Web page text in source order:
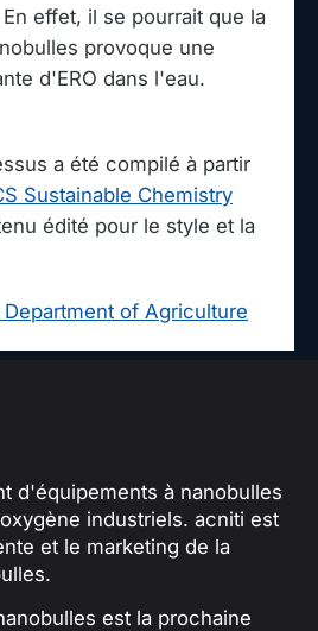
effet, il se pourrait que la
provoque une
d'ERO dans l'eau.
a été compilé à partir
Sustainable Chemistry
édité pour le style et la
Department of Agriculture
d'équipements à nanobulles
industriels. acniti est
et le marketing de la
est la prochaine